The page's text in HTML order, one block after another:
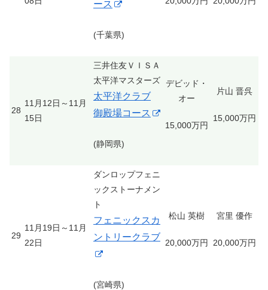
ース
(千葉県)
28
11月12日～11月
15日
三井住友ＶＩＳＡ
太平洋マスターズ
太平洋クラブ
御殿場コース
(静岡県)
デビッド・
オー
15,000万円
片山 晋呉
15,000万円
29
11月19日～11月
22日
ダンロップフェニ
ックストーナメン
ト
フェニックスカ
ントリークラブ
(宮崎県)
松山 英樹
20,000万円
宮里 優作
20,000万円